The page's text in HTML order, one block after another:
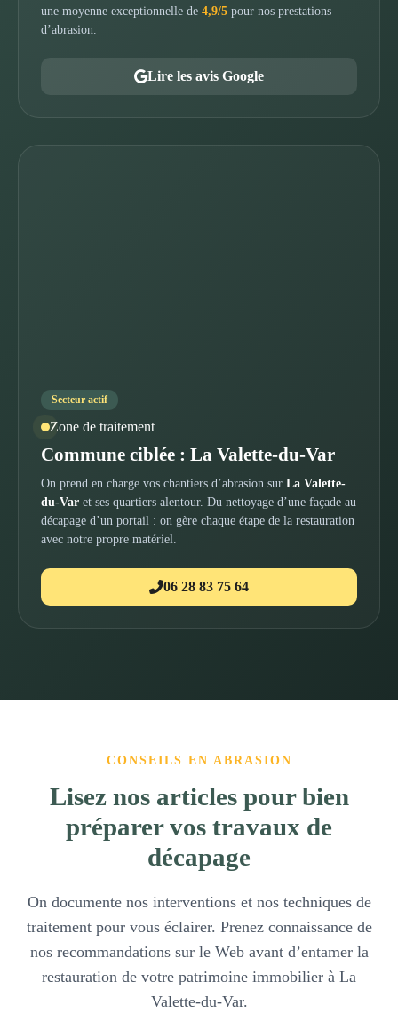
une moyenne exceptionnelle de 4,9/5 pour nos prestations
d’abrasion.
Lire les avis Google
Secteur actif
Zone de traitement
Commune ciblée : La Valette-du-Var
On prend en charge vos chantiers d’abrasion sur La Valette-
du-Var et ses quartiers alentour. Du nettoyage d’une façade au
décapage d’un portail : on gère chaque étape de la restauration
avec notre propre matériel.
06 28 83 75 64
CONSEILS EN ABRASION
Lisez nos articles pour bien
préparer vos travaux de
décapage
On documente nos interventions et nos techniques de
traitement pour vous éclairer. Prenez connaissance de
nos recommandations sur le Web avant d’entamer la
restauration de votre patrimoine immobilier à La
Valette-du-Var.